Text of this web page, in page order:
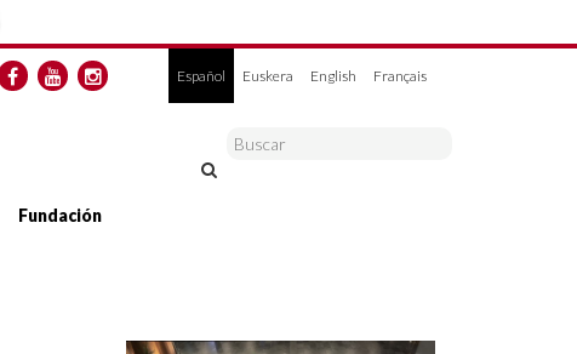
Español Euskera English Français
Fundación